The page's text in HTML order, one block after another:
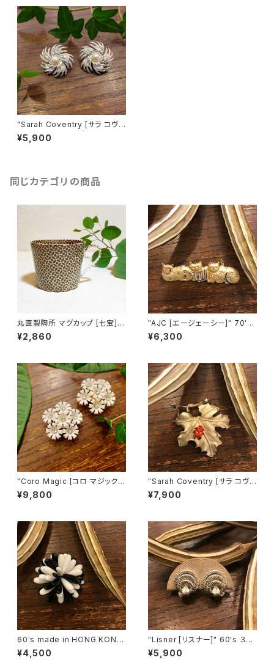
"Sarah Coventry [サラ コヴェ
ントリー]" 60's-70's ヴィンテ
¥5,900
同じカテゴリの商品
丸直製陶所 マグカップ [七宝]
（茶）
¥2,860
"AJC [エージェーシー]" 70's-
80's ３匹の猫ちゃんが並んだヴ
¥6,300
"Coro Magic [コロ マジック]"
60's NY買い付け 可憐な白い
花束のような磁石留めヴィンテ
¥9,800
"Sarah Coventry [サラ コヴェ
ントリー]" 1966年『BIT O' Fa
ntasy』ヴィンテージブローチ
¥7,900
60's made in HONG KONG
Black & White Flower Motif
ヴィンテージブローチ [BV-40
¥4,500
"Lisner [リスナー]" 60's ３つ
の輪を葉っぱで結んだようなヴ
¥5,900